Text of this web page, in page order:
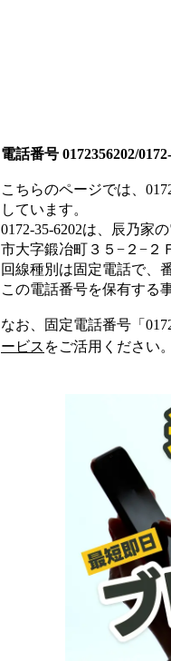
電話番号 0172356202/
こちらのページでは、
しています。
0172-35-6202は、 辰乃家の
市大字鍛冶町３５−２−２
回線種別は固定電話で、
この電話番号を保有する
なお、固定電話番号「
ービス をご活用ください。